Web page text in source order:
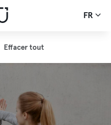
FR
Effacer tout